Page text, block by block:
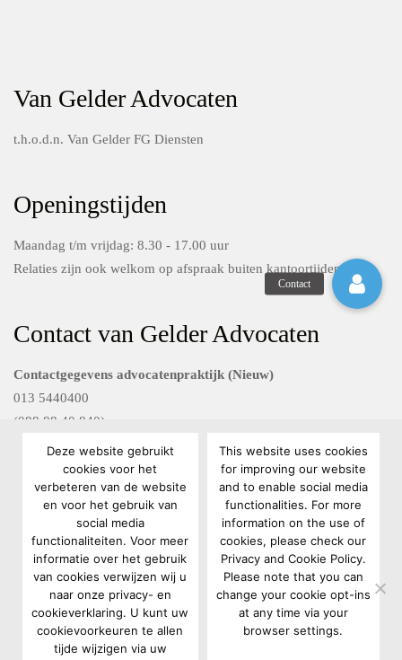
Van Gelder Advocaten
t.h.o.d.n. Van Gelder FG Diensten
Openingstijden
Maandag t/m vrijdag: 8.30 - 17.00 uur
Relaties zijn ook welkom op afspraak buiten kantoortijden
Contact van Gelder Advocaten
Contactgegevens advocatenpraktijk (Nieuw)
013 5440400
(088 88 40 840)
Contactgegevens Van Gelder FG diensten
088 88 40 801
privacyrecht@vangelderadvocaten.nl
Copyright 2022 Van Gelder Advocaten | Algemene voorwaarden
Deze website gebruikt
cookies voor het
verbeteren van de website
en voor het gebruik van
social media
functionaliteiten. Voor meer
informatie over het gebruik
van cookies verwijzen wij u
naar onze privacy- en
cookieverklaring. U kunt uw
cookievoorkeuren te allen
tijde wijzigen via uw
This website uses cookies
for improving our website
and to enable social media
functionalities. For more
information on the use of
cookies, please check our
Privacy and Cookie Policy.
Please note that you can
change your cookie opt-ins
at any time via your
browser settings.